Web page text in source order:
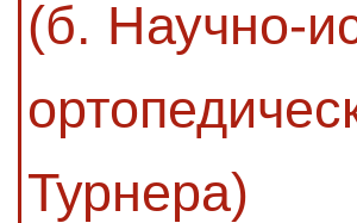
(б. Научно-
Турнера)